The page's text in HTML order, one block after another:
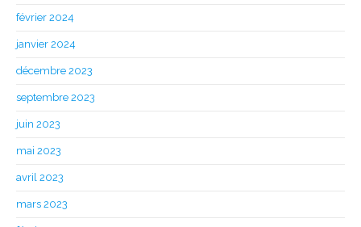
février 2024
janvier 2024
décembre 2023
septembre 2023
juin 2023
mai 2023
avril 2023
mars 2023